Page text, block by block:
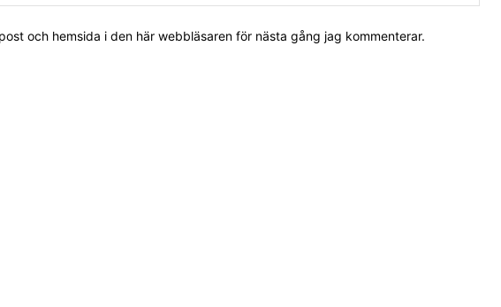
och hemsida i den här webbläsaren för nästa gång jag kommenterar.